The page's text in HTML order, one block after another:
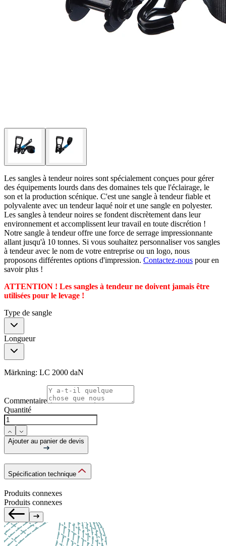
Les sangles à tendeur noires sont spécialement conçues pour gérer
des équipements lourds dans des domaines tels que l'éclairage, le
son et la production scénique. C'est une sangle à tendeur fiable et
polyvalente avec un tendeur laqué noir et une sangle en polyester.
Les sangles à tendeur noires se fondent discrètement dans leur
environnement et accomplissent leur travail en toute discrétion !
Notre sangle à tendeur offre une force de serrage impressionnante
allant jusqu'à 10 tonnes. Si vous souhaitez personnaliser vos sangles
à tendeur avec le nom de votre entreprise ou un logo, nous
proposons différentes options d'impression. Contactez-nous pour en
savoir plus !
ATTENTION ! Les sangles à tendeur ne doivent jamais être
utilisées pour le levage !
Type de sangle
Longueur
Märkning: LC 2000 daN
Commentaire
Quantité
Ajouter au panier de devis
Spécification technique
Produits connexes
Produits connexes